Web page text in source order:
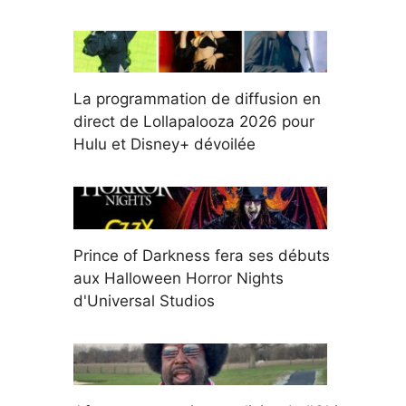
La programmation de diffusion en
direct de Lollapalooza 2026 pour
Hulu et Disney+ dévoilée
Prince of Darkness fera ses débuts
aux Halloween Horror Nights
d'Universal Studios